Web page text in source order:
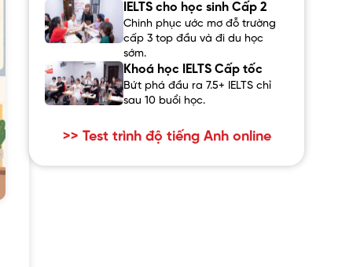
IELTS cho học sinh Cấp 2
Chinh phục ước mơ đỗ trường
cấp 3 top đầu và đi du học
sớm.
Khoá học IELTS Cấp tốc
Bứt phá đầu ra 7.5+ IELTS chỉ
sau 10 buổi học.
>> Test trình độ tiếng Anh online